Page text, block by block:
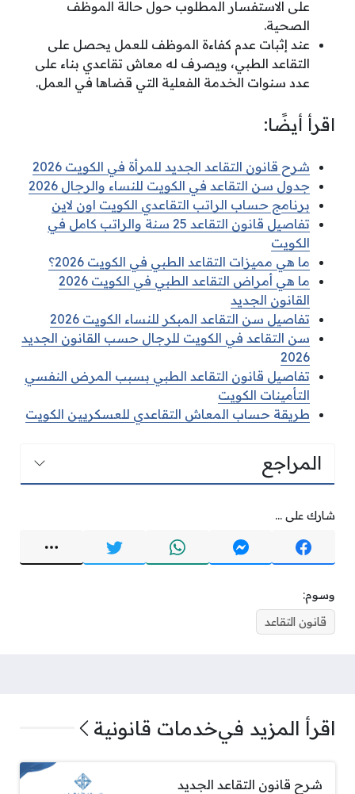
على الاستفسار المطلوب حول حالة الموظف
الصحية.
عند إثبات عدم كفاءة الموظف للعمل يحصل على
التقاعد الطبي، ويصرف له معاش تقاعدي بناء على
عدد سنوات الخدمة الفعلية التي قضاها في العمل.
اقرأ أيضًا:
شرح قانون التقاعد الجديد للمرأة في الكويت 2026
جدول سن التقاعد في الكويت للنساء والرجال 2026
برنامج حساب الراتب التقاعدي الكويت اون لاين
تفاصيل قانون التقاعد 25 سنة والراتب كامل في
الكويت
ما هي مميزات التقاعد الطبي في الكويت 2026؟
ما هي أمراض التقاعد الطبي في الكويت 2026
القانون الجديد
تفاصيل سن التقاعد المبكر للنساء الكويت 2026
سن التقاعد في الكويت للرجال حسب القانون الجديد
2026
تفاصيل قانون التقاعد الطبي بسبب المرض النفسي
التأمينات الكويت
طريقة حساب المعاش التقاعدي للعسكريين الكويت
المراجع
شارك على ...
وسوم:
قانون التقاعد
اقرأ المزيد فيخدمات قانونية
شرح قانون التقاعد الجديد